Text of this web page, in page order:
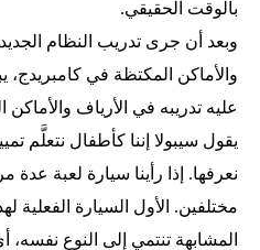
بالوقت الحقيقي.
وبعد أن جرى تدريب النظام
والأماكن المكتظة في
عليه تدريبه في الأرياف والأماكن
يقول سيبولا إننا كأطفال نتعلَّم
نعرفها. إذا رأينا سيارة لعبة
مختلفين. الأول السيارة الفعلية
المشابهة تنتمي إلى النوع نفسه،